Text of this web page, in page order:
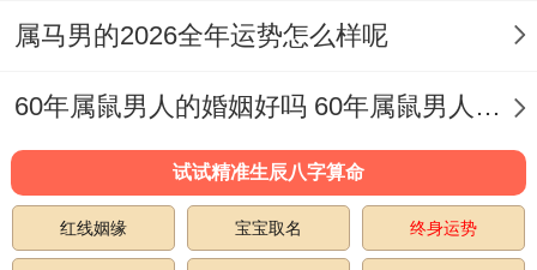
中宫方位摆放祥安阁鱼跃荷香，以双鱼嬉戏
之象催化桃花清气，能增进情感融合。
健康平安：七杀烁金慎心脑
「七杀」攻身直接冲击健康宫。火克金过
旺，对应呼吸为你、心血管及精神消耗，那
属马男的2026全年运势怎么样呢
60年属鼠男人的婚姻好吗 60年属鼠男人三大劫难
试试精准生辰八字算命
红线姻缘 宝宝取名 终身运势